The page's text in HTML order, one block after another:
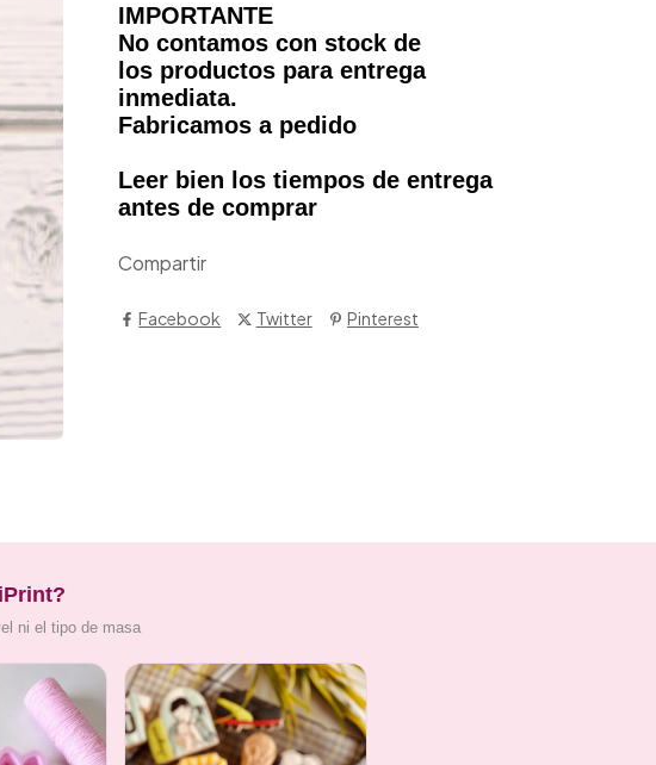
IMPORTANTE
No contamos con stock de
los productos para entrega
inmediata.
Fabricamos a pedido
Leer bien los tiempos de entrega
antes de comprar
Compartir
Facebook Twitter Pinterest
ni el tipo de masa